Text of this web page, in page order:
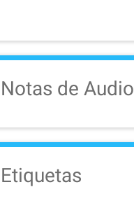
Notas de Audio
Etiquetas